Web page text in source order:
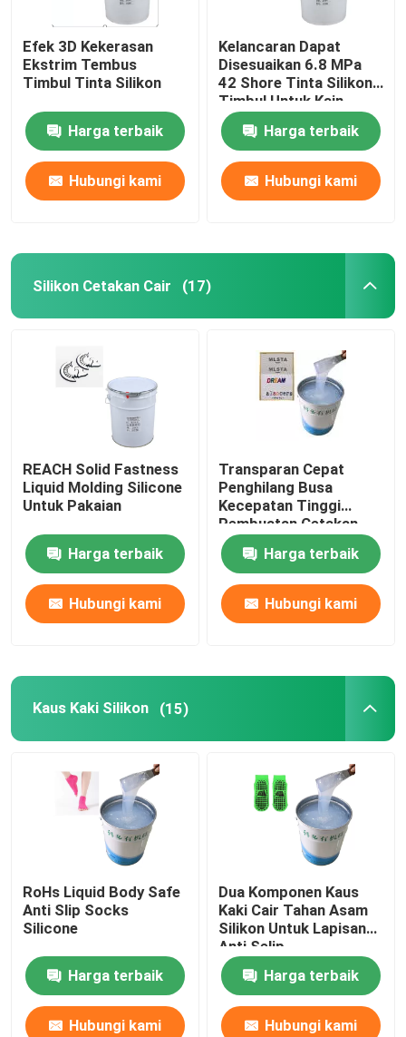
Mesin Cetak Silikon
Silikon Anti Selip
Efek 3D Kekerasan
Ekstrim Tembus
Timbul Tinta Silikon
Harga terbaik
Hubungi kami
Kelancaran Dapat
Disesuaikan 6.8 MPa
42 Shore Tinta Silikon
Timbul Untuk Kain
Harga terbaik
Hubungi kami
Silikon Cetakan Cair (17)
REACH Solid Fastness
Liquid Molding Silicone
Untuk Pakaian
Harga terbaik
Hubungi kami
Transparan Cepat
Penghilang Busa
Kecepatan Tinggi
Pembuatan Cetakan
Cair Karet
Harga terbaik
Hubungi kami
Kaus Kaki Silikon (15)
RoHs Liquid Body Safe
Anti Slip Socks
Silicone
Harga terbaik
Hubungi kami
Dua Komponen Kaus
Kaki Cair Tahan Asam
Silikon Untuk Lapisan
Anti Selip
Harga terbaik
Hubungi kami